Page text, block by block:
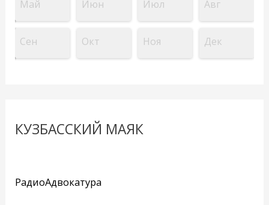
Май Июн Июл Авг
Сен Окт Ноя Дек
КУЗБАССКИЙ МАЯК
РадиоАдвокатура